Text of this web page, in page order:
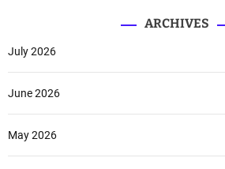
ARCHIVES
July 2026
June 2026
May 2026